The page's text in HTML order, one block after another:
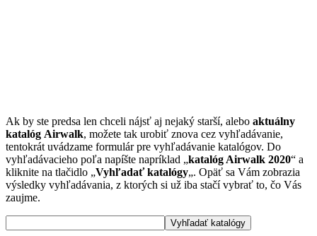
Ak by ste predsa len chceli nájsť aj nejaký starší, alebo aktuálny
katalóg Airwalk, možete tak urobiť znova cez vyhľadávanie,
tentokrát uvádzame formulár pre vyhľadávanie katalógov. Do
vyhľadávacieho poľa napíšte napríklad „katalóg Airwalk 2020“ a
kliknite na tlačidlo „Vyhľadať katalógy„. Opäť sa Vám zobrazia
výsledky vyhľadávania, z ktorých si už iba stačí vybrať to, čo Vás
zaujme.